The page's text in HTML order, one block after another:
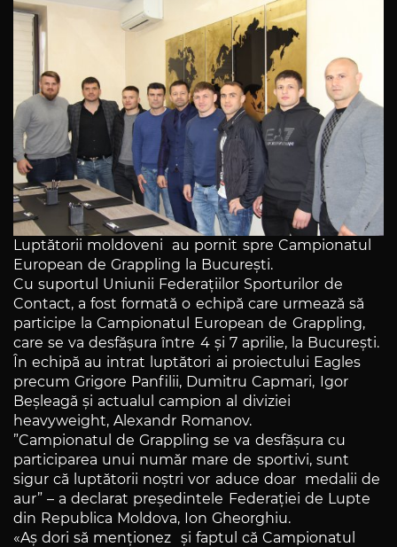
Luptătorii moldoveni au pornit spre Campionatul
European de Grappling la București.
Cu suportul Uniunii Federațiilor Sporturilor de
Contact, a fost formată o echipă care urmează să
participe la Campionatul European de Grappling,
care se va desfășura între 4 și 7 aprilie, la București.
În echipă au intrat luptători ai proiectului Eagles
precum Grigore Panfilii, Dumitru Capmari, Igor
Beșleagă și actualul campion al diviziei
heavyweight, Alexandr Romanov.
”Campionatul de Grappling se va desfășura cu
participarea unui număr mare de sportivi, sunt
sigur că luptătorii noștri vor aduce doar medalii de
aur” – a declarat președintele Federației de Lupte
din Republica Moldova, Ion Gheorghiu.
«Aș dori să menționez și faptul că Campionatul